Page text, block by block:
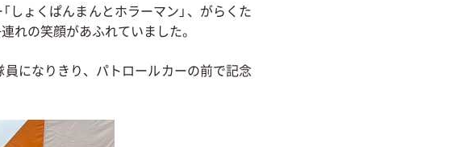
ょくぱんまんとホラーマン」、がらくた
れの笑顔があふれていました。
になりきり、パトロールカーの前で記念